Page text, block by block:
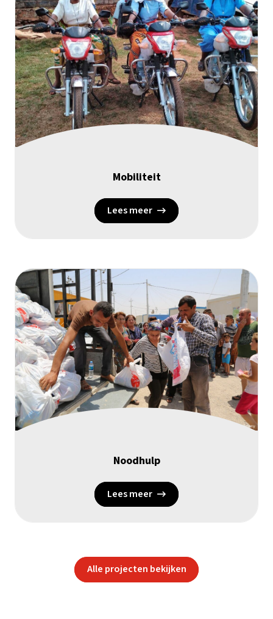
Mobiliteit
Lees meer
Noodhulp
Lees meer
Alle projecten bekijken